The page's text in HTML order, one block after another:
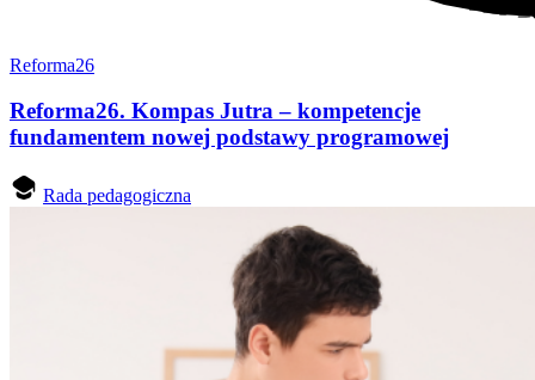
Reforma26
Reforma26. Kompas Jutra – kompetencje
fundamentem nowej podstawy programowej
Rada pedagogiczna